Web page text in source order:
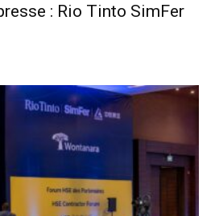
: Rio Tinto SimFer